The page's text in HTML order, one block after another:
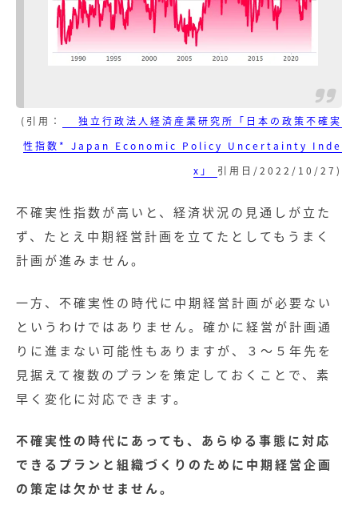
(引用：
独立行政法人経済産業研究所「日本の政策不確実
性指数* Japan Economic Policy Uncertainty Inde
x」 引用日/2022/10/27)
不確実性指数が高いと、経済状況の見通しが立た
ず、たとえ中期経営計画を立てたとしてもうまく
計画が進みません。
一方、不確実性の時代に中期経営計画が必要ない
というわけではありません。確かに経営が計画通
りに進まない可能性もありますが、３～５年先を
見据えて複数のプランを策定しておくことで、素
早く変化に対応できます。
不確実性の時代にあっても、あらゆる事態に対応
できるプランと組織づくりのために中期経営企画
の策定は欠かせません。